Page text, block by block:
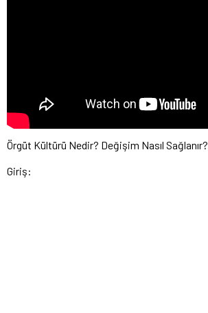
Örgüt Kültürü Nedir? Değişim Nasıl Sağlanır?
Giriş: